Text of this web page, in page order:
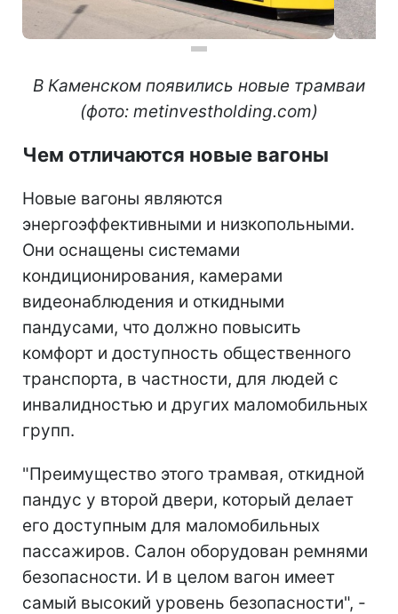
В Каменском появились новые трамваи
(фото: metinvestholding.com)
Чем отличаются новые вагоны
Новые вагоны являются
энергоэффективными и низкопольными.
Они оснащены системами
кондиционирования, камерами
видеонаблюдения и откидными
пандусами, что должно повысить
комфорт и доступность общественного
транспорта, в частности, для людей с
инвалидностью и других маломобильных
групп.
"Преимущество этого трамвая, откидной
пандус у второй двери, который делает
его доступным для маломобильных
пассажиров. Салон оборудован ремнями
безопасности. И в целом вагон имеет
самый высокий уровень безопасности", -